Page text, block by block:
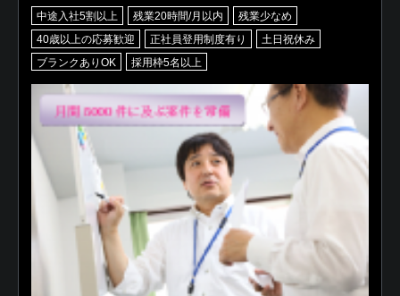
中途入社5割以上 残業20時間/月以内
残業少なめ
40歳以上の応募歓迎
正社員登用制度有り
土日祝休み
ブランクありOK
採用枠5名以上